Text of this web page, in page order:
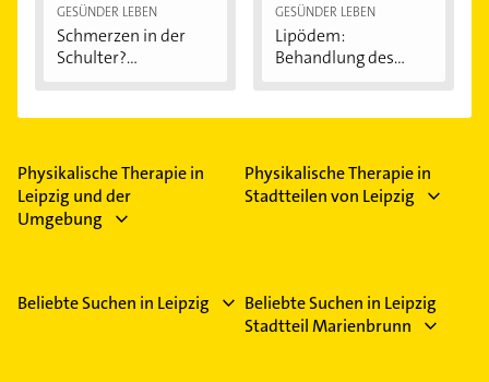
GESÜNDER LEBEN
Schmerzen in der
Schulter?
GESÜNDER LEBEN
Lipödem:
Behandlung des
Physikalische Therapie in
Leipzig und der
Umgebung
Physikalische Therapie in
Stadtteilen von Leipzig
Beliebte Suchen in Leipzig
Beliebte Suchen in Leipzig
Stadtteil Marienbrunn